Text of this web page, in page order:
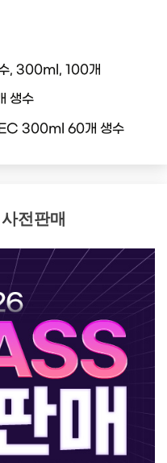
, 300ml, 100개
생수
EC 300ml 60개 생수
전판매